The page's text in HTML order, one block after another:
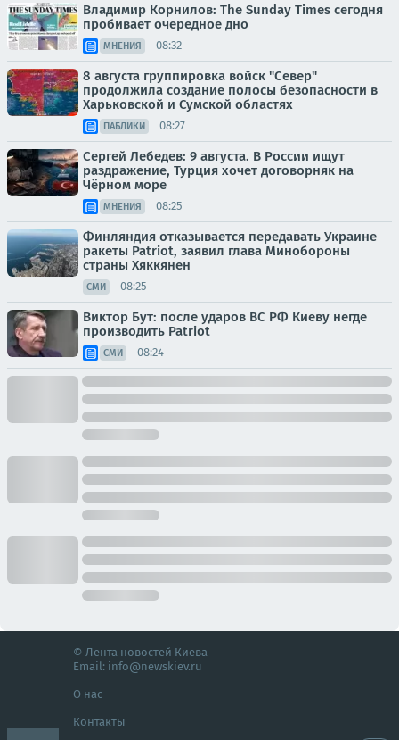
Владимир Корнилов: The Sunday Times сегодня
пробивает очередное дно
МНЕНИЯ 08:32
8 августа группировка войск "Север"
продолжила создание полосы безопасности в
Харьковской и Сумской областях
ПАБЛИКИ 08:27
Сергей Лебедев: 9 августа. В России ищут
раздражение, Турция хочет договорняк на
Чёрном море
МНЕНИЯ 08:25
Финляндия отказывается передавать Украине
ракеты Patriot, заявил глава Минобороны
страны Хяккянен
СМИ 08:25
Виктор Бут: после ударов ВС РФ Киеву негде
производить Patriot
СМИ 08:24
© Лента новостей Киева
Email: info@newskiev.ru
О нас
Контакты